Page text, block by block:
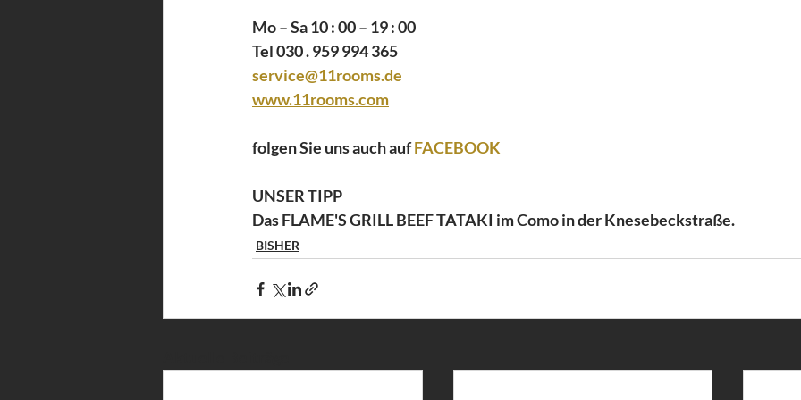
Mo – Sa 10 : 00 – 19 : 00
Tel 030 . 959 994 365
service@11rooms.de
www.11rooms.com
folgen Sie uns auch auf FACEBOOK
UNSER TIPP
Das FLAME'S GRILL BEEF TATAKI im Como in der Knesebeckstraße.
BISHER